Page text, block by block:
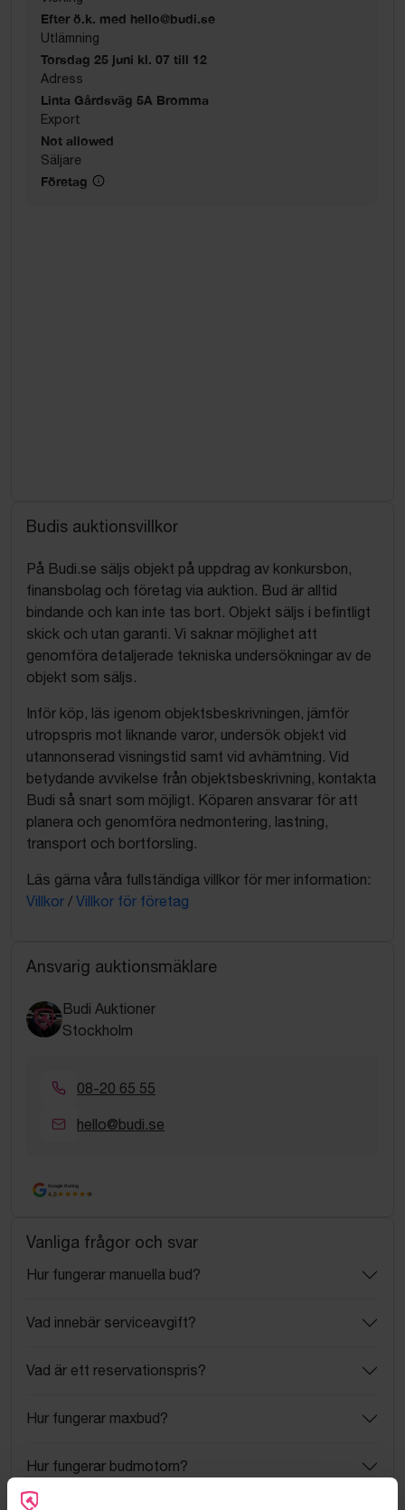
Efter ö.k. med hello@budi.se
Utlämning
Torsdag 25 juni kl. 07 till 12
Adress
Linta Gårdsväg 5A Bromma
Export
Not allowed
Säljare
Företag
Budis auktionsvillkor
På Budi.se säljs objekt på uppdrag av konkursbon,
finansbolag och företag via auktion. Bud är alltid
bindande och kan inte tas bort. Objekt säljs i befintligt
skick och utan garanti. Vi saknar möjlighet att
genomföra detaljerade tekniska undersökningar av de
objekt som säljs.
Inför köp, läs igenom objektsbeskrivningen, jämför
utropspris mot liknande varor, undersök objekt vid
utannonserad visningstid samt vid avhämtning. Vid
betydande avvikelse från objektsbeskrivning, kontakta
Budi så snart som möjligt. Köparen ansvarar för att
planera och genomföra nedmontering, lastning,
transport och bortforsling.
Läs gärna våra fullständiga villkor för mer information:
Villkor / Villkor för företag
Ansvarig auktionsmäklare
Budi Auktioner
Stockholm
08-20 65 55
hello@budi.se
Google Rating
4.5
Vanliga frågor och svar
Hur fungerar manuella bud?
Vad innebär serviceavgift?
Vad är ett reservationspris?
Hur fungerar maxbud?
Hur fungerar budmotorn?